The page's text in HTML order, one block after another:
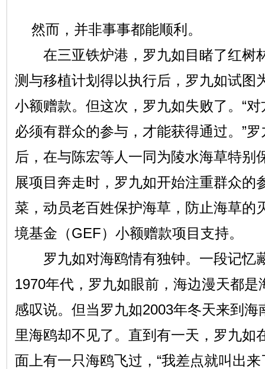
然而，并非事事都能顺利。
在三亚铁炉港，罗九如目睹了红树
测与移植计划得以执行后，罗九如试图
小额赠款。但这次，罗九如失败了。“
必须有群众的参与，才能获得通过。”
后，在与陈宏等人一同为陵水海草特别
展项目奔走时，罗九如开始注重群众的
菜，动员老百姓保护海草，防止海草的
境基金（GEF）小额赠款项目支持。
罗九如对海鸥情有独钟。一段记忆
1970年代，罗九如眼前，海边漫天都是
感叹说。但当罗九如2003年冬天来到海
里海鸥却不见了。直到有一天，罗九如
面上有一只海鸥飞过，“我差点就叫出